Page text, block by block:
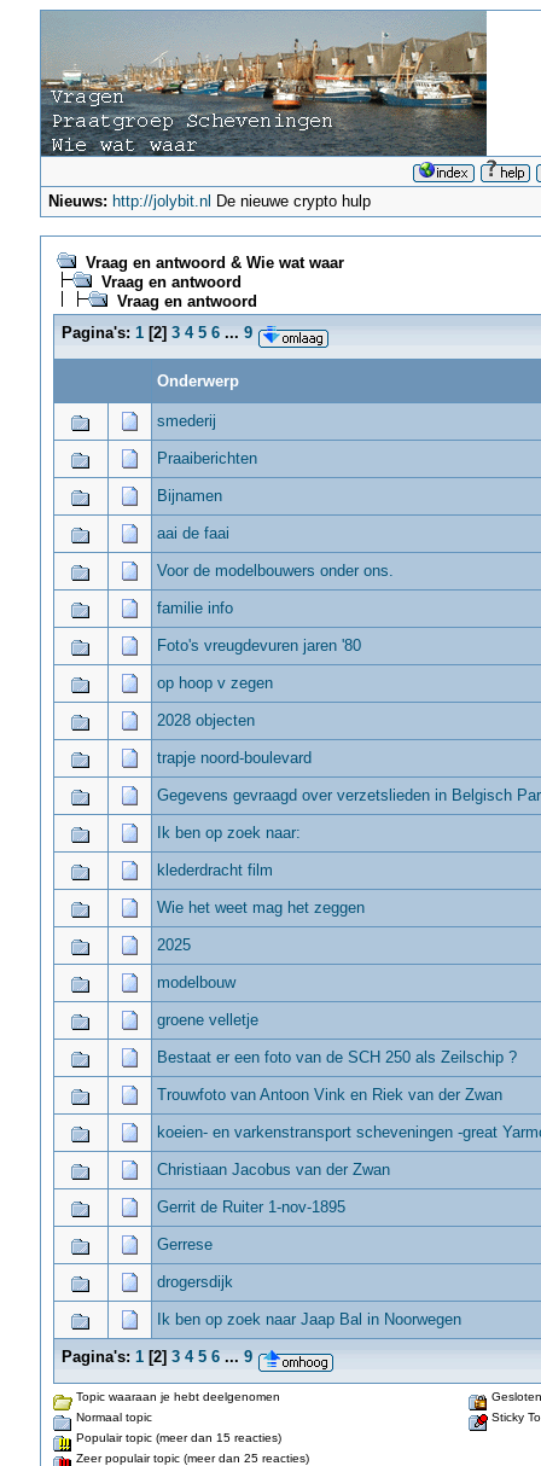
Nieuws: http://jolybit.nl De nieuwe crypto hulp
Vraag en antwoord & Wie wat waar
Vraag en antwoord
Vraag en antwoord
Pagina's: 1[2] 3 4 5 6 ... 9
Onderwerp
smederij
Praaiberichten
Bijnamen
aai de faai
Voor de modelbouwers onder ons.
familie info
Foto's vreugdevuren jaren '80
op hoop v zegen
2028 objecten
trapje noord-boulevard
Gegevens gevraagd over verzetslieden in Belgisch
Ik ben op zoek naar:
klederdracht film
Wie het weet mag het zeggen
2025
modelbouw
groene velletje
Bestaat er een foto van de SCH 250 als Zeilschip ?
Trouwfoto van Antoon Vink en Riek van der Zwan
koeien- en varkenstransport scheveningen -great
Christiaan Jacobus van der Zwan
Gerrit de Ruiter 1-nov-1895
Gerrese
drogersdijk
Ik ben op zoek naar Jaap Bal in Noorwegen
Pagina's: 1[2] 3 4 5 6 ... 9
Topic waaraan je hebt deelgenomen
Normaal topic
Populair topic (meer dan 15 reacties)
Zeer populair topic (meer dan 25 reacties)
Sticky